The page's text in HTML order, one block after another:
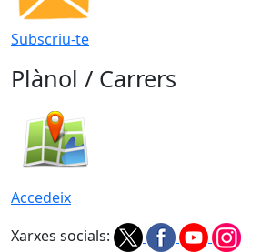
Subscriu-te
Plànol / Carrers
Accedeix
Xarxes socials: